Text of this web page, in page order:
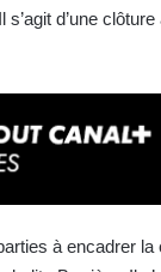
d’une
à encadrer